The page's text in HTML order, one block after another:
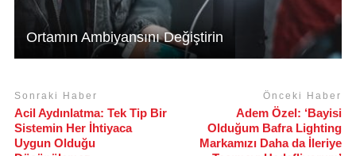
Ortamın Ambiyansını Değiştirin
Sonraki Haber
Acil Aydınlatma: Tek Tip Bir
Sistemin Her İhtiyaca
Uygun Olduğu
Önceki Haber
Adem Özel: ‘Bayisi
Olduğum Bafra Lighting
Markamızı Daha da İleriye